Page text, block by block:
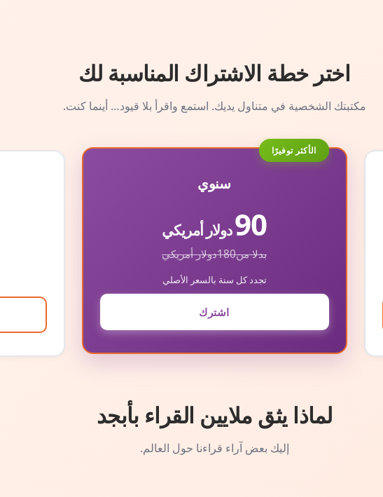
اختر خطة الاشتراك المناسبة لك
مكتبتك الشخصية في متناول يديك. استمع واقرأ بلا قيود… أينما كنت.
الأكثر توفيرًا
سنوي
90دولار أمريكي
بدلا من180دولار أمريكي
تجدد كل سنة بالسعر الأصلي
اشترك
لماذا يثق ملايين القراء بأبجد
إليك بعض آراء قراءنا حول العالم.